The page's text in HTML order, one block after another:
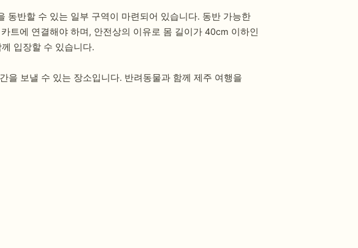
동반할 수 있는 일부 구역이 마련되어 있습니다. 동반 가능한
트에 연결해야 하며, 안전상의 이유로 몸 길이가 40cm 이하인
입장할 수 있습니다.
을 보낼 수 있는 장소입니다. 반려동물과 함께 제주 여행을